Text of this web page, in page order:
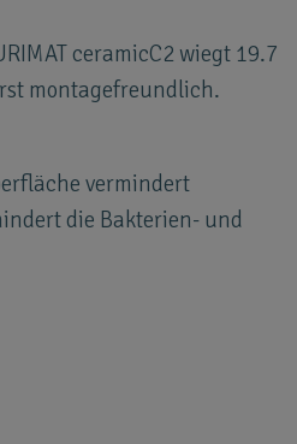
ceramicC2 wiegt 19.7
montagefreundlich.
vermindert
die Bakterien- und